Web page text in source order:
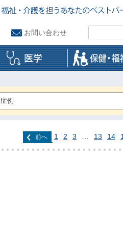
お問い合わせ
前へ 1 2 3 13 14